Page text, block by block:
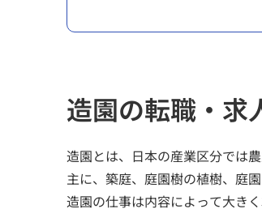
造園の転職・求
造園とは、日本の産業区分では
主に、築庭、庭園樹の植樹、庭
造園の仕事は内容によって大き